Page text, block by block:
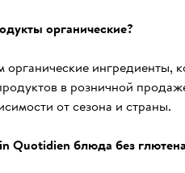
органические?
ингредиенты,
в розничной
от сезона и страны.
Quotidien блюда без